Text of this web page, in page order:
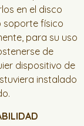
en el disco
soporte físico
para su uso
de
dispositivo de
instalado